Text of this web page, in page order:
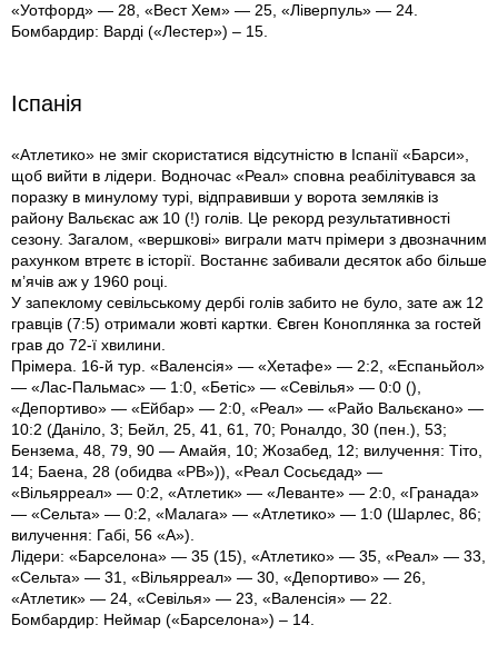
«Уотфорд» — 28, «Вест Хем» — 25, «Ліверпуль» — 24.
Бомбардир: Варді («Лестер») – 15.
Іспанія
«Атлетико» не зміг скористатися відсутністю в Іспанії «Барси»,
щоб вийти в лідери. Водночас «Реал» сповна реабілітувався за
поразку в минулому турі, відправивши у ворота земляків із
району Вальєкас аж 10 (!) голів. Це рекорд результативності
сезону. Загалом, «вершкові» виграли матч прімери з двозначним
рахунком втретє в історії. Востаннє забивали десяток або більше
м’ячів аж у 1960 році.
У запеклому севільському дербі голів забито не було, зате аж 12
гравців (7:5) отримали жовті картки. Євген Коноплянка за гостей
грав до 72-ї хвилини.
Прімера. 16-й тур. «Валенсія» — «Хетафе» — 2:2, «Еспаньйол»
— «Лас-Пальмас» — 1:0, «Бетіс» — «Севілья» — 0:0 (),
«Депортиво» — «Ейбар» — 2:0, «Реал» — «Райо Вальєкано» —
10:2 (Даніло, 3; Бейл, 25, 41, 61, 70; Роналдо, 30 (пен.), 53;
Бензема, 48, 79, 90 — Амайя, 10; Жозабед, 12; вилучення: Тіто,
14; Баена, 28 (обидва «РВ»)), «Реал Сосьєдад» —
«Вільярреал» — 0:2, «Атлетик» — «Леванте» — 2:0, «Гранада»
— «Сельта» — 0:2, «Малага» — «Атлетико» — 1:0 (Шарлес, 86;
вилучення: Габі, 56 «А»).
Лідери: «Барселона» — 35 (15), «Атлетико» — 35, «Реал» — 33,
«Сельта» — 31, «Вільярреал» — 30, «Депортиво» — 26,
«Атлетик» — 24, «Севілья» — 23, «Валенсія» — 22.
Бомбардир: Неймар («Барселона») – 14.